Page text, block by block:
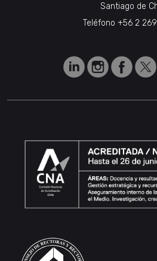
Santiago de
Teléfono +56 2